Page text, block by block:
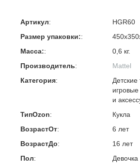
Артикул:
HGR60
Размер упаковки::
Масса::
0,6 кг.
Производитель:
Mattel
Категория:
и
ТипOzon:
Кукла
ВозрастОт:
6 лет
ВозрастДо:
16 лет
Пол: Девочка